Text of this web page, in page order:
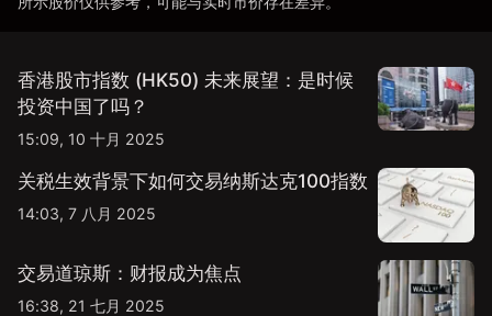
香港股市指数 (HK50) 未来展望：是时候
投资中国了吗？
15:09, 10 十月 2025
关税生效背景下如何交易纳斯达克100指数
14:03, 7 八月 2025
交易道琼斯：财报成为焦点
16:38, 21 七月 2025